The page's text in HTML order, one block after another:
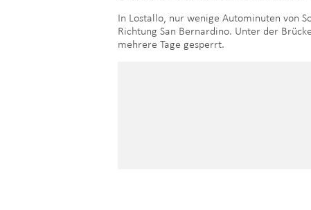
In Lostallo, nur wenige Autominuten von
Richtung San Bernardino. Unter der
mehrere Tage gesperrt.